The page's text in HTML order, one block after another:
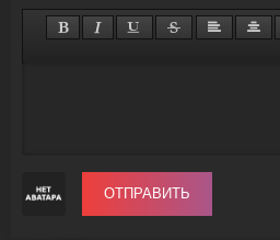
ОТПРАВИТЬ